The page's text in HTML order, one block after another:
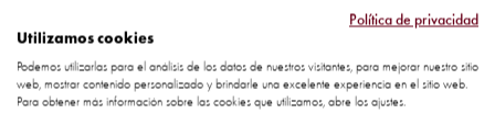
BIENESTAR ANIMAL
Política de privacidad
Utilizamos cookies
Podemos utilizarlas para el análisis de los datos de nuestros visitantes, para mejorar nuestro sitio
web, mostrar contenido personalizado y brindarle una excelente experiencia en el sitio web.
Para obtener más información sobre las cookies que utilizamos, abre los ajustes.